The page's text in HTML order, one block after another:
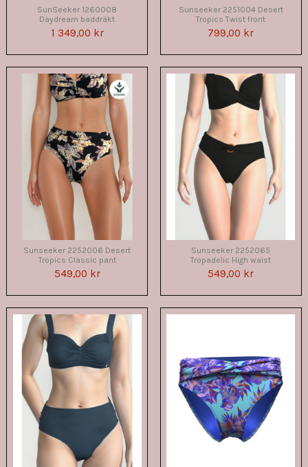
SunSeeker 1260008
Daydream baddräkt
1 349,00 kr
Sunseeker 2251004 Desert
Tropics Twist front
799,00 kr
Sunseeker 2252006 Desert
Tropics Classic pant
549,00 kr
Sunseeker 2252065
Tropadelic High waist
549,00 kr